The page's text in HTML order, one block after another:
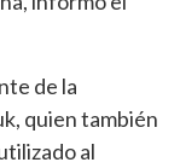
de la
quien también
al